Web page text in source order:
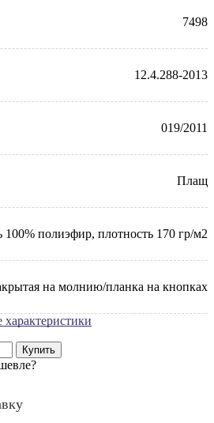
7498
12.4.288-2013
019/2011
Плащ
100% полиэфир, плотность 170 гр/м2
на молнию/планка на кнопках
характеристики
Купить